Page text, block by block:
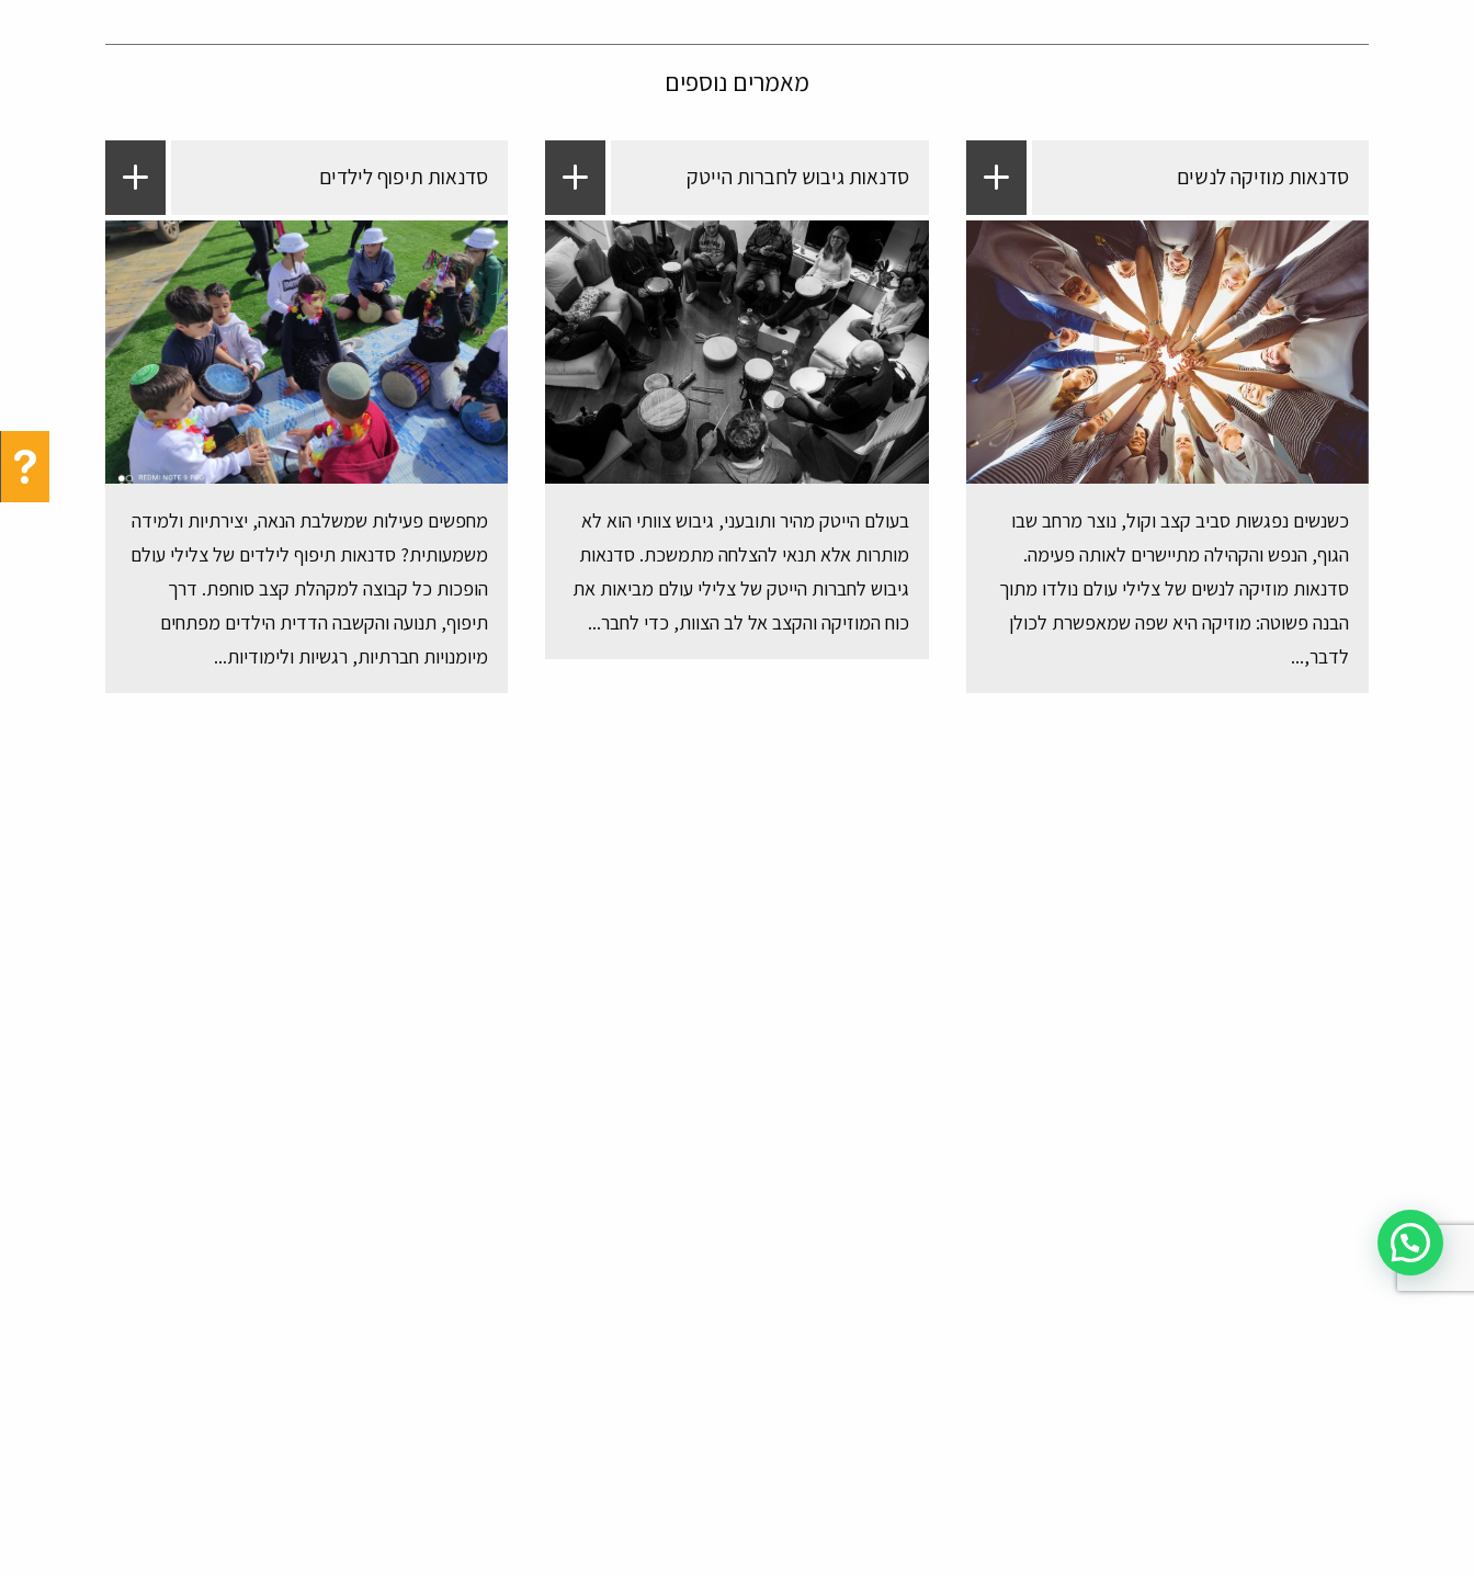
מאמרים נוספים
סדנאות מוזיקה לנשים
כשנשים נפגשות סביב קצב וקול, נוצר מרחב שבו
הגוף, הנפש והקהילה מתיישרים לאותה פעימה.
סדנאות מוזיקה לנשים של צלילי עולם נולדו מתוך
הבנה פשוטה: מוזיקה היא שפה שמאפשרת לכולן
לדבר,...
סדנאות גיבוש לחברות הייטק
בעולם הייטק מהיר ותובעני, גיבוש צוותי הוא לא
מותרות אלא תנאי להצלחה מתמשכת. סדנאות
גיבוש לחברות הייטק של צלילי עולם מביאות את
כוח המוזיקה והקצב אל לב הצוות, כדי לחבר...
סדנאות תיפוף לילדים
מחפשים פעילות שמשלבת הנאה, יצירתיות ולמידה
משמעותית? סדנאות תיפוף לילדים של צלילי עולם
הופכות כל קבוצה למקהלת קצב סוחפת. דרך
תיפוף, תנועה והקשבה הדדית הילדים מפתחים
מיומנויות חברתיות, רגשיות ולימודיות...